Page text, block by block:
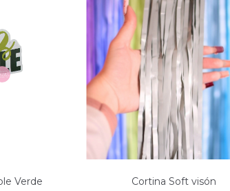
Verde Cortina Soft visón